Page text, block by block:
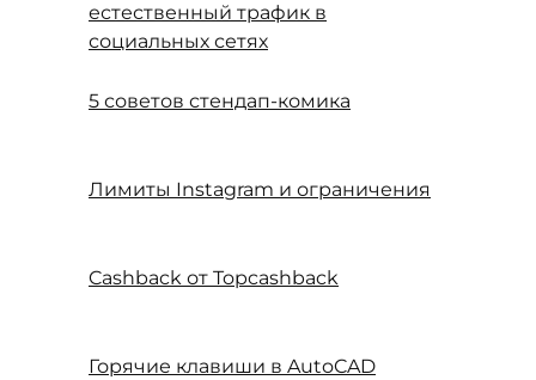
естественный трафик в
социальных сетях
5 советов стендап-комика
Лимиты Instagram и ограничения
Cashback от Topcashback
Горячие клавиши в AutoCAD